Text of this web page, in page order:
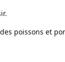
poissons et